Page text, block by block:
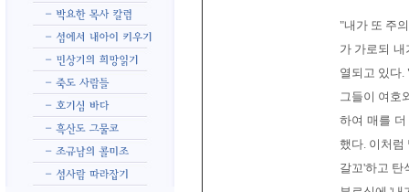
"내가 또 주
가 가로되
열되고 있다
그들이 여호
하여 매를
했다. 이처럼
갈꼬'하고 탄